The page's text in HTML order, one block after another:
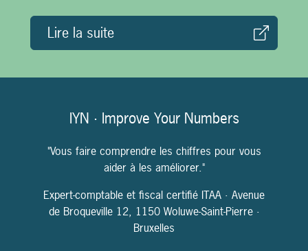
Lire la suite
IYN · Improve Your Numbers
"Vous faire comprendre les chiffres pour vous
aider à les améliorer."
Expert-comptable et fiscal certifié ITAA · Avenue
de Broqueville 12, 1150 Woluwe-Saint-Pierre ·
Bruxelles